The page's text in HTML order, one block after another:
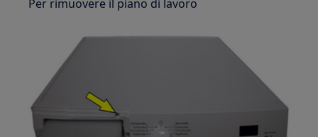
Per rimuovere il piano di lavoro